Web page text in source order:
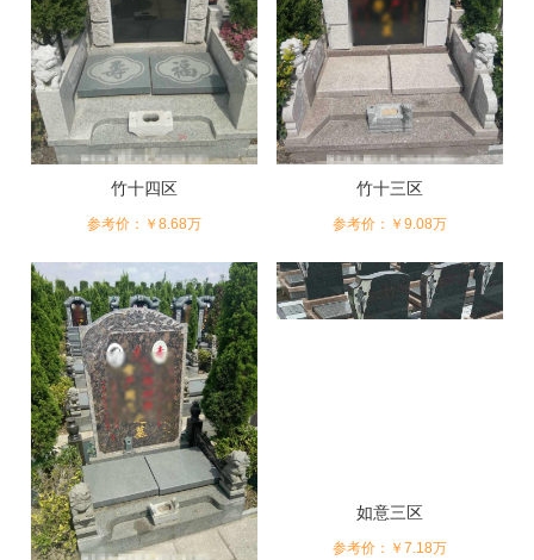
竹十四区
参考价：￥8.68万
竹十三区
参考价：￥9.08万
如意三区
参考价：￥7.18万